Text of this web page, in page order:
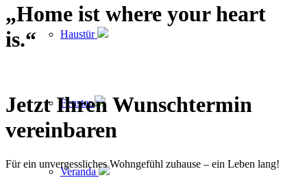
Haustür
Fenster
Veranda
„Home ist where your heart
is.“
Jetzt Ihren Wunschtermin
vereinbaren
Für ein unvergessliches Wohngefühl zuhause – ein Leben lang!